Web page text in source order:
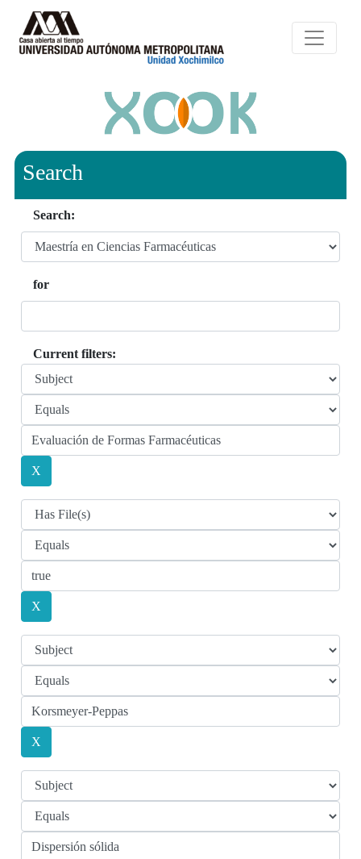
Search
Search:
for
Current filters: